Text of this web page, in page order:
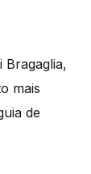
Bragaglia,
mais
de